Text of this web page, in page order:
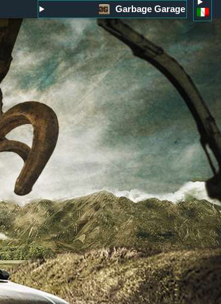
Garbage Garage